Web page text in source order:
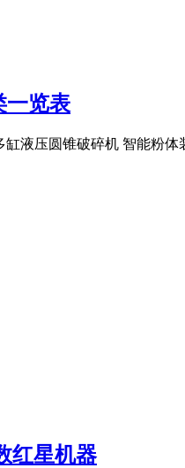
一览表
液压圆锥破碎机 智能粉
红星机器